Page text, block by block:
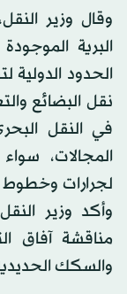
وقال وزير
البرية
الحدود الدولية
نقل البضائع
في النقل
المجالات،
لجرارات وخطوط
وأكد وزير
مناقشة آفاق
والسكك